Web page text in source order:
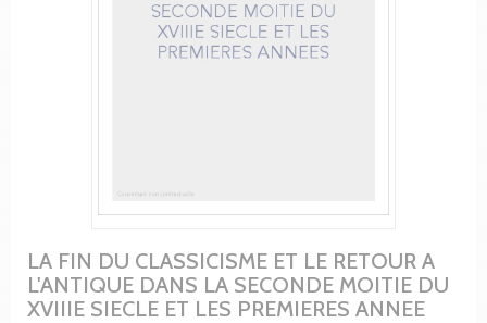
LA FIN DU CLASSICISME ET LE RETOUR A
L'ANTIQUE DANS LA SECONDE MOITIE DU
XVIIIE SIECLE ET LES PREMIERES ANNEE